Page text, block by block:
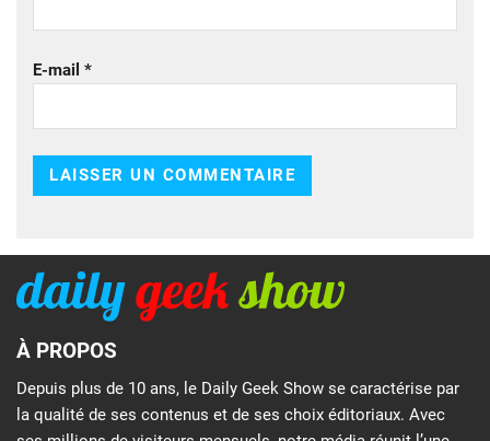
E-mail *
À PROPOS
Depuis plus de 10 ans, le Daily Geek Show se caractérise par
la qualité de ses contenus et de ses choix éditoriaux. Avec